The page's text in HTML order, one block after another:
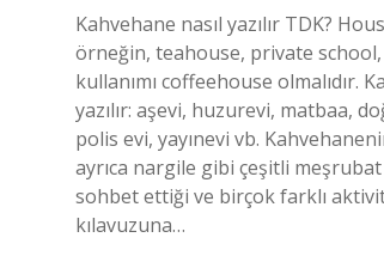
Kahvehane nasıl yazılır TDK?
örneğin, teahouse, private school,
kullanımı coffeehouse olmalıdır.
yazılır: aşevi, huzurevi, matbaa,
polis evi, yayınevi vb.
ayrıca nargile gibi çeşitli
sohbet ettiği ve birçok farklı
kılavuzuna…